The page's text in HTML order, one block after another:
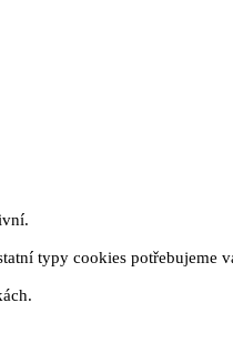
typy cookies potřebujeme